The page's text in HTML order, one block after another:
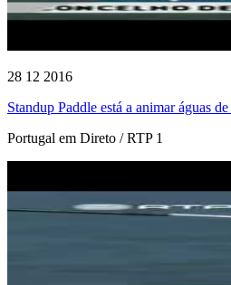
28 12 2016
Standup Paddle está a animar águas
Portugal em Direto / RTP 1